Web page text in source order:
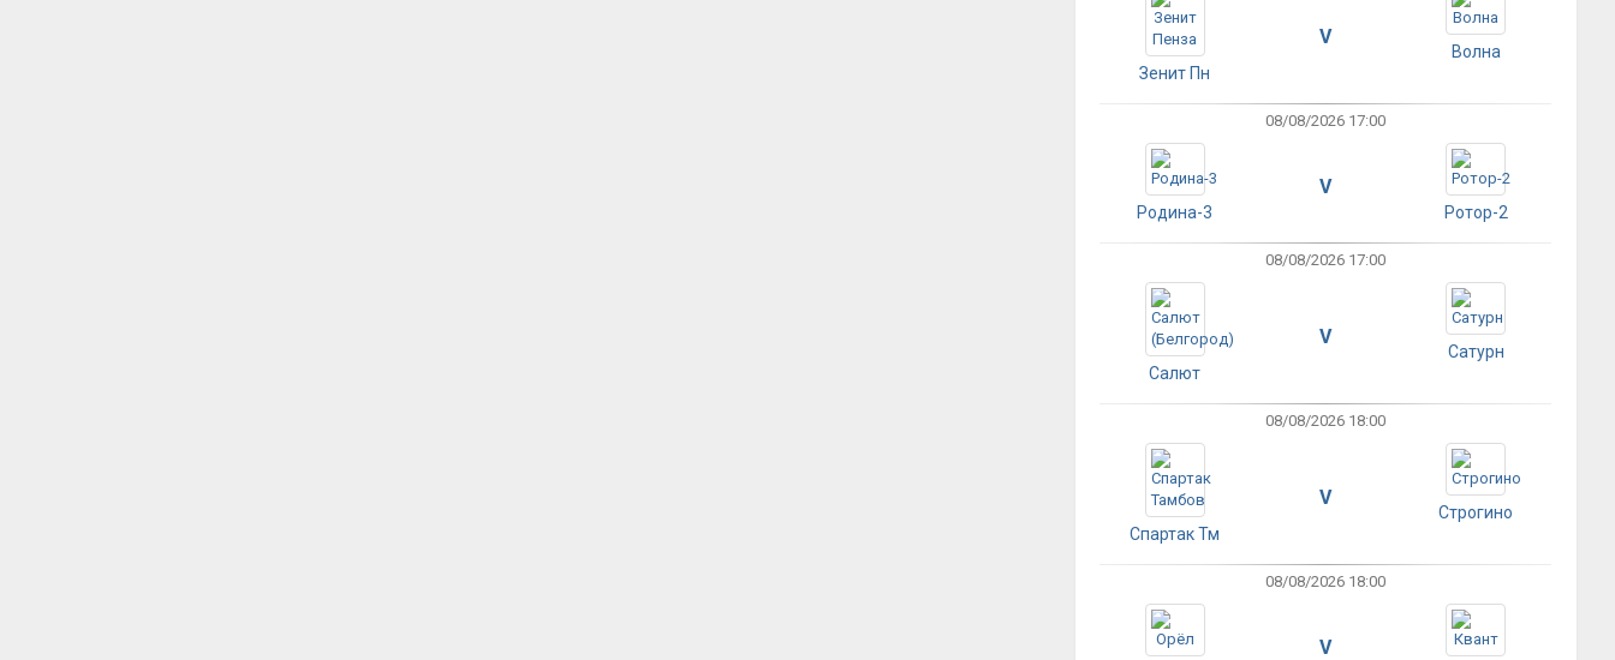
Зенит Пн
V
Волна
08/08/2026 17:00
Родина-3
V
Ротор-2
08/08/2026 17:00
Салют
V
Сатурн
08/08/2026 18:00
Спартак Тм
V
Строгино
08/08/2026 18:00
V